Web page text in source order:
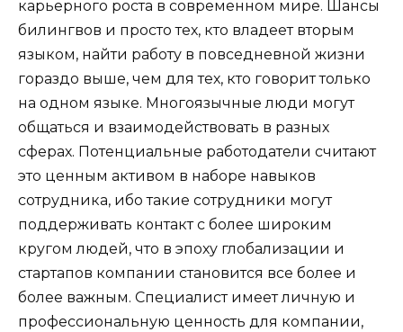
карьерного роста в современном мире. Шансы
билингвов и просто тех, кто владеет вторым
языком, найти работу в повседневной жизни
гораздо выше, чем для тех, кто говорит только
на одном языке. Многоязычные люди могут
общаться и взаимодействовать в разных
сферах. Потенциальные работодатели считают
это ценным активом в наборе навыков
сотрудника, ибо такие сотрудники могут
поддерживать контакт с более широким
кругом людей, что в эпоху глобализации и
стартапов компании становится все более и
более важным. Специалист имеет личную и
профессиональную ценность для компании,